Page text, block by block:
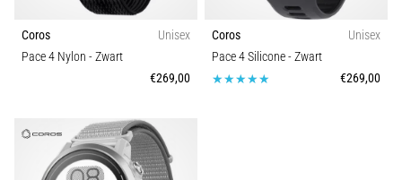
7 min. lezen
Koolhydraatsupercompensatie:
Je
Hardloopprestaties?
Coros
Unisex
Pace 4 Nylon - Zwart
€269,00
Coros
Unisex
Pace 4 Silicone- Zwart
€269,00